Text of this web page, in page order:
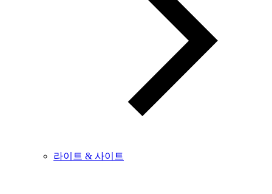
라이트 & 사이트